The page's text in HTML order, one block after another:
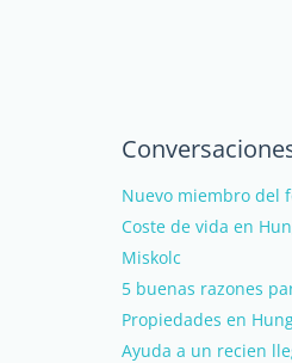
Nuevo miembro del
Coste de vida en
Miskolc
5 buenas razones
Propiedades en
Ayuda a un recien